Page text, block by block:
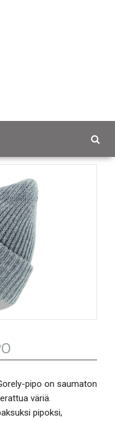
pipo on saumaton
väriä.
pipoksi,